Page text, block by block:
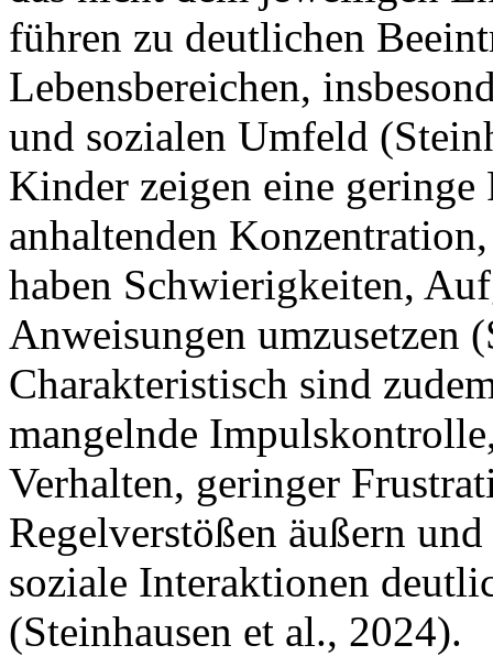
führen zu deutlichen
Lebensbereichen,
und sozialen Umfeld
Kinder zeigen eine
anhaltenden
haben Schwierigkeiten,
Anweisungen umzusetzen
Charakteristisch sind
mangelnde
Verhalten, geringer
Regelverstößen äußern
soziale Interaktionen
(Steinhausen et al., 2024).